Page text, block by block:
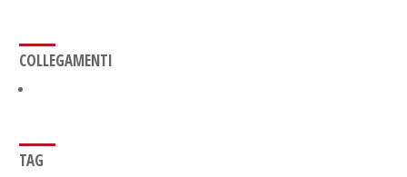
COLLEGAMENTI
TAG